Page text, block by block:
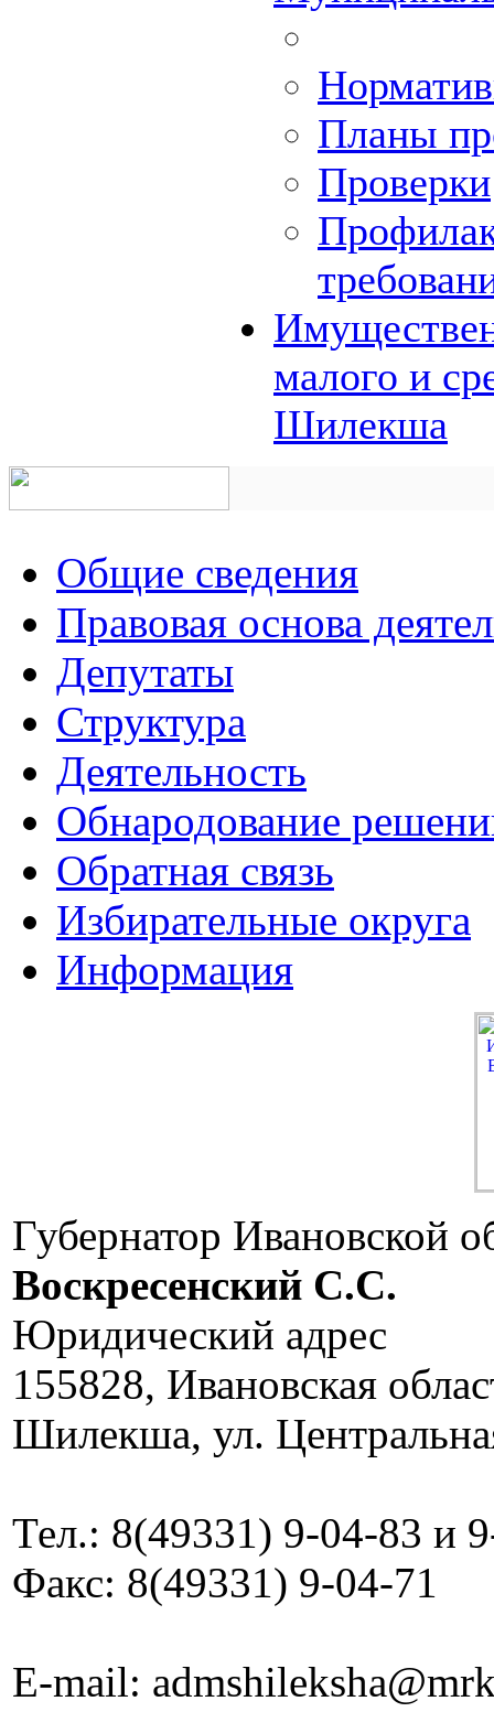
Планы
Проверки
малого и
Шилекша
Общие сведения
Правовая основа
Депутаты
Структура
Деятельность
Обнародование
Обратная связь
Избирательные округа
Информация
Губернатор Ивановской
Воскресенский C.C.
Юридический адрес
155828, Ивановская
Шилекша, ул.
Тел.: 8(49331) 9-04-83 и
Факс: 8(49331) 9-04-71
E-mail: